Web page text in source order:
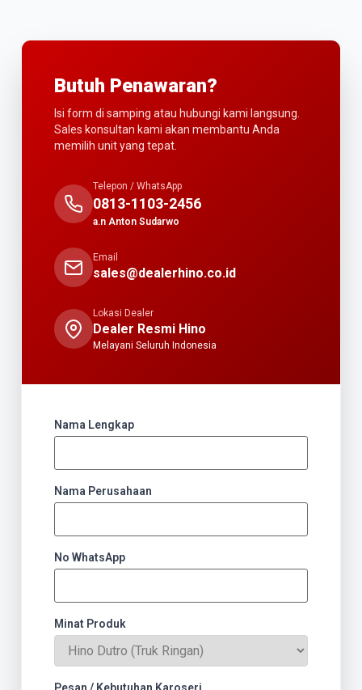
Butuh Penawaran?
Isi form di samping atau hubungi kami langsung.
Sales konsultan kami akan membantu Anda
memilih unit yang tepat.
Telepon / WhatsApp
0813-1103-2456
a.n Anton Sudarwo
Email
sales@dealerhino.co.id
Lokasi Dealer
Dealer Resmi Hino
Melayani Seluruh Indonesia
Nama Lengkap
Nama Perusahaan
No WhatsApp
Minat Produk
Pesan / Kebutuhan Karoseri